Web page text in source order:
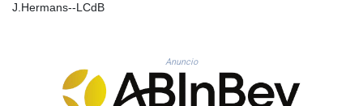
PGK 5.093937
PHP 70.183258
PKR 320.014324
J.Hermans--LCdB
Anuncio